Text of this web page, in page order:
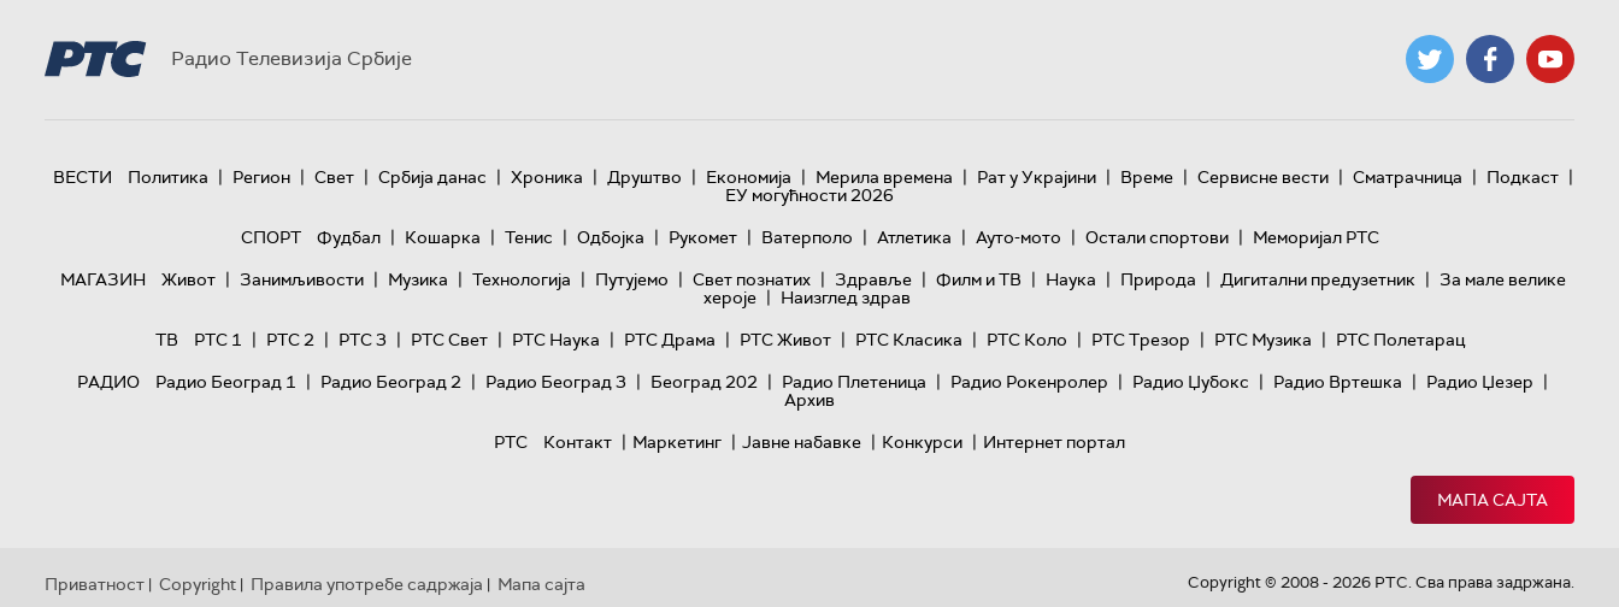
Радио Телевизија Србије
ВЕСТИ Политика | Регион | Свет | Србија данас | Хроника | Друштво | Економија | Мерила времена | Рат у Украјини | Време | Сервисне вести | Сматрачница | Подкаст |
ЕУ могућности 2026
СПОРТ
Фудбал | Кошарка | Тенис | Одбојка | Рукомет | Ватерполо | Атлетика | Ауто-мото | Остали спортови | Меморијал РТС
МАГАЗИН
Живот | Занимљивости | Музика | Технологијa | Путујемо | Свет познатих | Здравље | Филм и ТВ | Наука | Природа | Дигитални предузетник | За мале велике
хероје | Наизглед здрав
ТВ
РТС 1 | РТС 2 | РТС 3 | РТС Свет | РТС Наука | РТС Драма | РТС Живот | РТС Класика | РТС Коло | РТС Трезор | РТС Музика | РТС Полетарац
РАДИО
Радио Београд 1 | Радио Београд 2 | Радио Београд 3 | Београд 202 | Радио Плетеница | Радио Рокенролер | Радио Џубокс | Радио Вртешка | Радио Џезер |
Архив
РТС
Контакт | Маркетинг | Јавне набавке | Конкурси | Интернет портал
МАПА САЈТА
Приватност | Copyright | Правила употребе садржаја | Мапа сајта Copyright © 2008 - 2026 РТС. Сва права задржана.